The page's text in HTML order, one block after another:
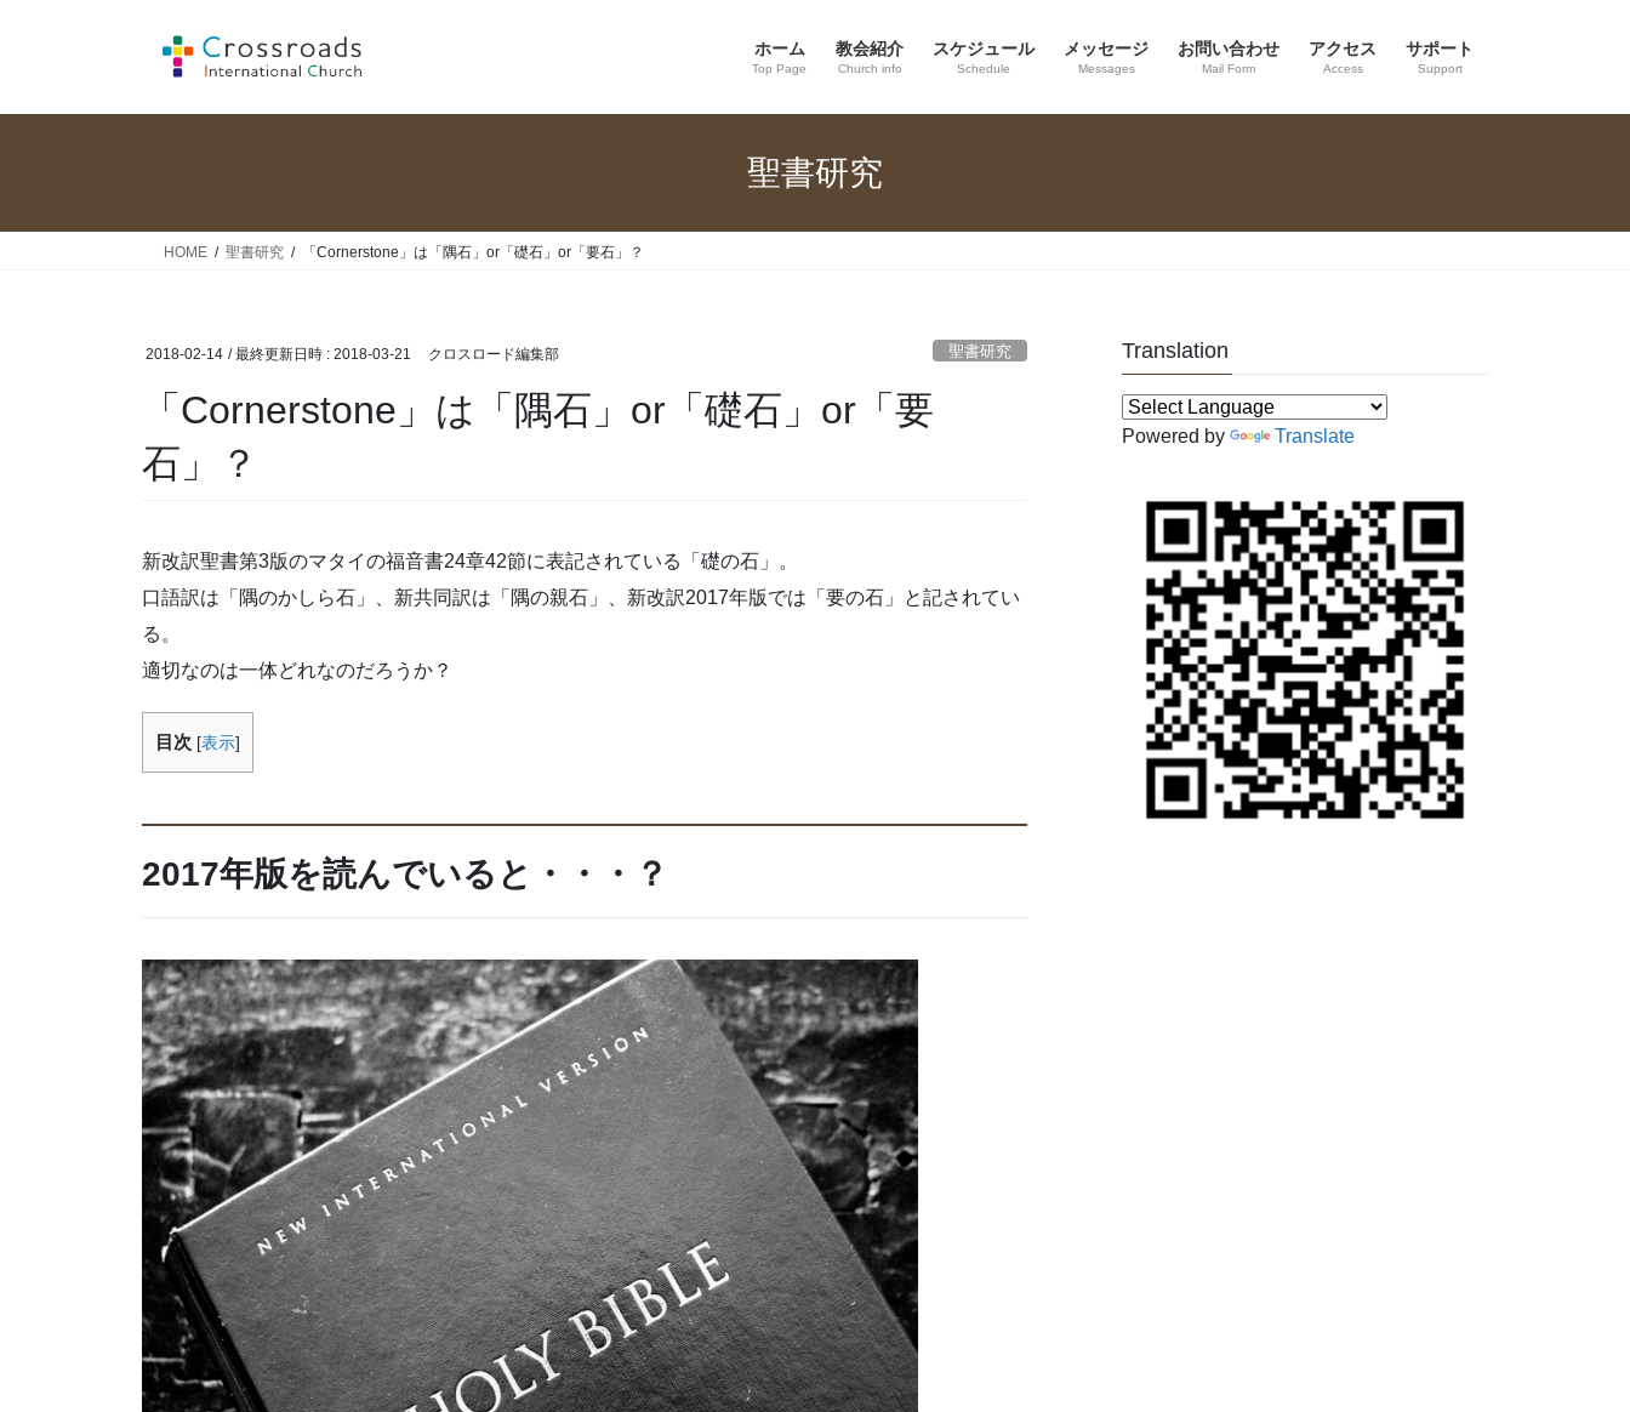
ホーム
Top Page
教会紹介
Church info
スケジュール
Schedule
メッセージ
Messages
お問い合わせ
Mail Form
アクセス
Access
サポート
Support
聖書研究
HOME 聖書研究 「Cornerstone」は「隅石」or「礎石」or「要石」？
2018-02-14 / 最終更新日時 : 2018-03-21 クロスロード編集部 聖書研究
「Cornerstone」は「隅石」or「礎石」or「要
石」？
新改訳聖書第3版のマタイの福音書24章42節に表記されている「礎の石」。
口語訳は「隅のかしら石」、新共同訳は「隅の親石」、新改訳2017年版では「要の石」と記されてい
る。
適切なのは一体どれなのだろうか？
目次 [表示]
2017年版を読んでいると・・・？
Translation
Powered by Translate